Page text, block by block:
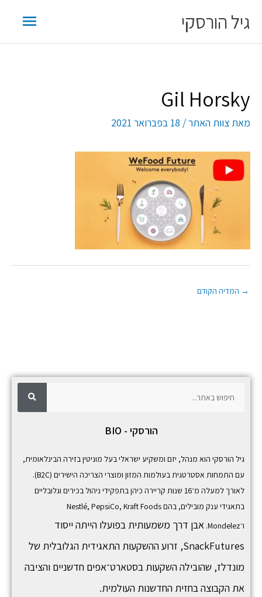
לתוכןגיל הורסקי
ראשי
Gil Horsky
מאת צוות האתר/ 18 בפברואר 2021
→ המדיה הקודם
ח
י
פ
הורסקי - BIO
גיל הורסקי הוא מנהל, יזם ומשקיע ישראלי בעל מוניטין בזירה הבינלאומית,
עם התמחות אסטרטגית בעולמות המזון ומוצרי הצריכה הישירים (B2C).
לאורך למעלה מ־16 שנות קריירה כיהן בתפקידי ניהול בכירים וגלובליים
בתאגידי ענק מובילים, בהם
Nestlé, PepsiCo, Kraft Foods
ו־Mondelez
. אבן דרך משמעותית בפועלו הייתה ייסוד
SnackFutures, זרוע ההשקעות התאגידית הגלובלית של
מונדלז, שהובילה השקעות בסטארט־אפים חדשניים והציבה
את הקבוצה בחזית החדשנות העולמית.